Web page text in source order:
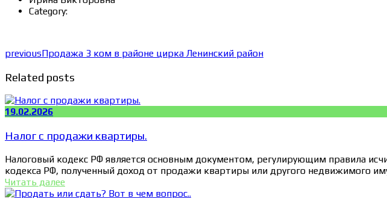
Category:
previousПродажа 3 ком в районе цирка Ленинский район
Related posts
19.02.2026
Налог с продажи квартиры.
Налоговый кодекс РФ является основным документом, регулирующим правила
кодекса РФ, полученный доход от продажи квартиры или другого недвижимого
Читать далее